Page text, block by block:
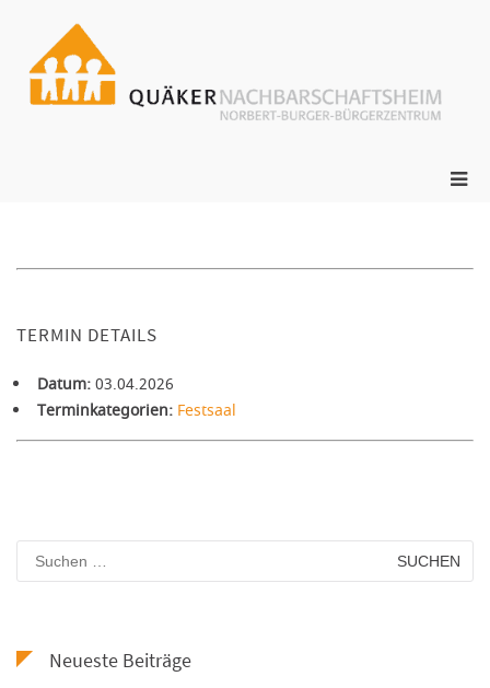
springen
TERMIN DETAILS
Datum:03.04.2026
Terminkategorien: Festsaal
Suchen
nach:
Neueste Beiträge